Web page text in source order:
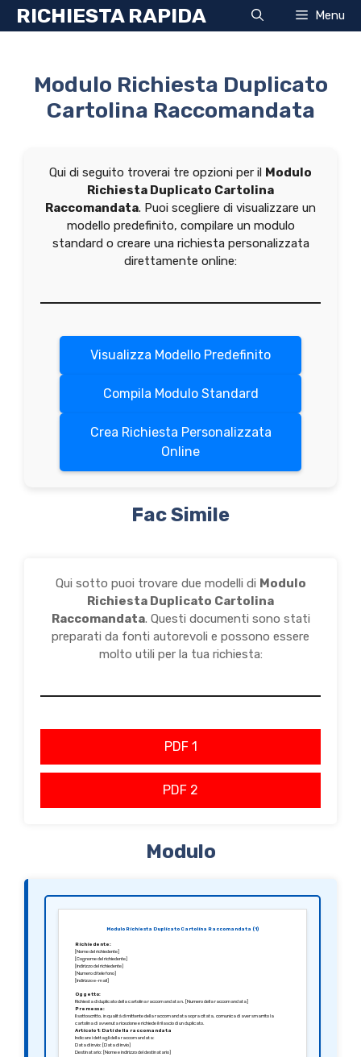
RICHIESTA RAPIDA Menu
Modulo Richiesta Duplicato
Cartolina Raccomandata
Qui di seguito troverai tre opzioni per il Modulo
Richiesta Duplicato Cartolina
Raccomandata. Puoi scegliere di visualizzare un
modello predefinito, compilare un modulo
standard o creare una richiesta personalizzata
direttamente online:
Visualizza Modello Predefinito
Compila Modulo Standard
Crea Richiesta Personalizzata
Online
Fac Simile
Qui sotto puoi trovare due modelli di Modulo
Richiesta Duplicato Cartolina
Raccomandata. Questi documenti sono stati
preparati da fonti autorevoli e possono essere
molto utili per la tua richiesta:
PDF 1
PDF 2
Modulo
Modulo Richiesta Duplicato Cartolina Raccomandata (1)
Richiedente:
[Nome del richiedente]
[Cognome del richiedente]
[Indirizzo del richiedente]
[Numero di telefono]
[Indirizzo e-mail]
Oggetto:
Richiesta di duplicato della cartolina raccomandata n. [Numero della raccomandata]
Premessa:
Il sottoscritto, in qualità di mittente della raccomandata sopra citata, comunica di aver smarrito la
cartolina di avvenuta ricezione e richiede il rilascio di un duplicato.
Articolo 1: Dati della raccomandata
Indicare i dettagli della raccomandata:
Data di invio: [Data di invio]
Destinatario: [Nome e indirizzo del destinatario]